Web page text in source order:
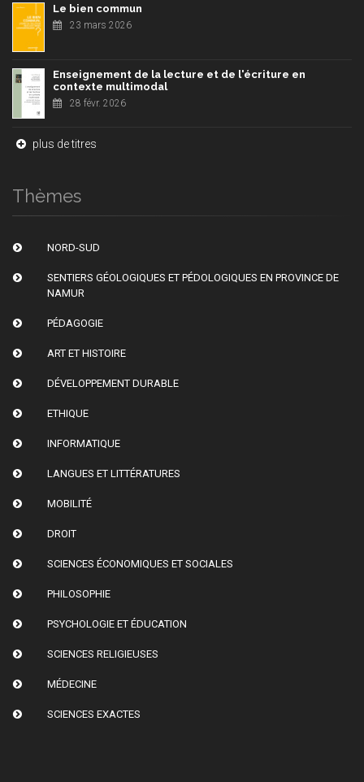
Le bien commun
23 mars 2026
Enseignement de la lecture et de l'écriture en
contexte multimodal
28 févr. 2026
plus de titres
Thèmes
NORD-SUD
SENTIERS GÉOLOGIQUES ET PÉDOLOGIQUES EN PROVINCE DE
NAMUR
PÉDAGOGIE
ART ET HISTOIRE
DÉVELOPPEMENT DURABLE
ETHIQUE
INFORMATIQUE
LANGUES ET LITTÉRATURES
MOBILITÉ
DROIT
SCIENCES ÉCONOMIQUES ET SOCIALES
PHILOSOPHIE
PSYCHOLOGIE ET ÉDUCATION
SCIENCES RELIGIEUSES
MÉDECINE
SCIENCES EXACTES